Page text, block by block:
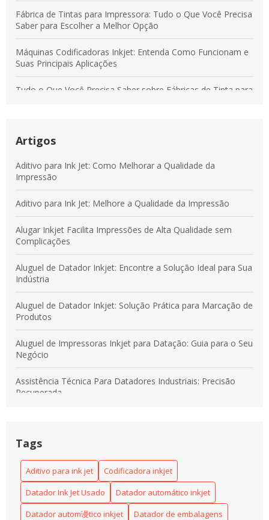
Fábrica de Tintas para Impressora: Tudo o Que Você Precisa
Saber para Escolher a Melhor Opção
Máquinas Codificadoras Inkjet: Entenda Como Funcionam e
Suas Principais Aplicações
Tudo o Que Você Precisa Saber sobre Fábricas de Tinta para
Máquinas Codificadoras Inkjet: Aumente a Eficiência da Sua
Produção com Tecnologia Avançada
Táticas Comprovadas para Otimizar Sua Presença Online e
Conquistar Mais Clientes
Melhores Práticas para Selecionar Tintas de Impressoras em
Ambientes Industriais
Artigos
Aditivo para Ink Jet: Como Melhorar a Qualidade da
Impressão
Aditivo para Ink Jet: Melhore a Qualidade da Impressão
Alugar Inkjet Facilita Impressões de Alta Qualidade sem
Complicações
Aluguel de Datador Inkjet: Encontre a Solução Ideal para Sua
Indústria
Aluguel de Datador Inkjet: Solução Prática para Marcação de
Produtos
Aluguel de Impressoras Inkjet para Datação: Guia para o Seu
Negócio
Assistência Técnica Para Datadores Industriais: Precisão
Recuperada
Precisa Conhecer
Codificadora inkjet: como escolher a melhor para sua linha
de produção
Tags
Aditivo para ink jet
Codificadora inkjet
Datador Ink Jet Usado
Datador automático inkjet
Datador autom谩tico inkjet
Datador de embalagens